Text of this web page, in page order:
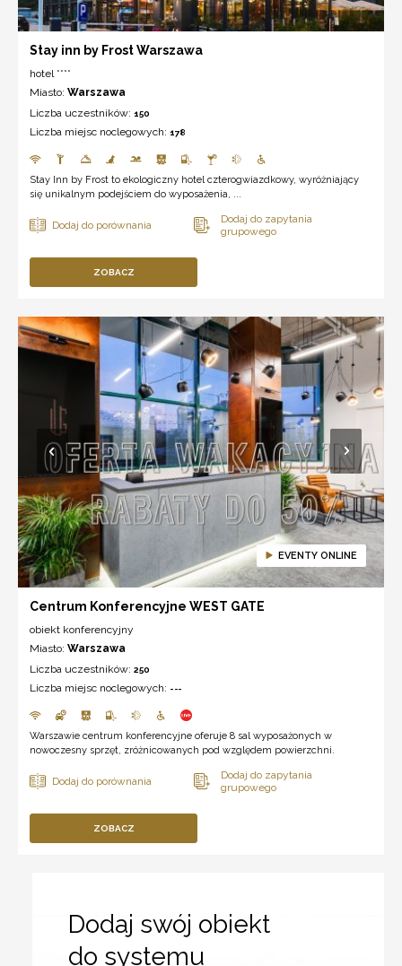
Stay inn by Frost Warszawa
hotel ****
Miasto: Warszawa
Liczba uczestników: 150
Liczba miejsc noclegowych: 178
Stay Inn by Frost to ekologiczny hotel czterogwiazdkowy, wyróżniający
się unikalnym podejściem do wyposażenia, ...
ZOBACZ
EVENTY ONLINE
Centrum Konferencyjne WEST GATE
obiekt konferencyjny
Miasto: Warszawa
Liczba uczestników: 250
Liczba miejsc noclegowych: ---
Warszawie centrum konferencyjne oferuje 8 sal wyposażonych w
nowoczesny sprzęt, zróżnicowanych pod względem powierzchni.
ZOBACZ
Dodaj swój obiekt
do systemu